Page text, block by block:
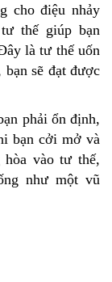
cho điệu nhảy
thế giúp bạn
là tư thế uốn
sẽ đạt được
phải ổn định,
bạn cởi mở và
vào tư thế,
như một vũ